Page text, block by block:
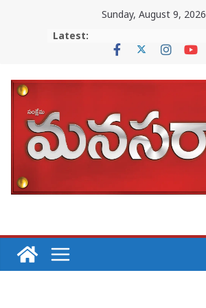
Sunday, August 9, 2026
Latest: